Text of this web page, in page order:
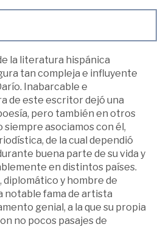
la literatura hispánica
tan compleja e influyente
Inabarcable e
de este escritor dejó una
pero también en otros
siempre asociamos con él,
de la cual dependió
buena parte de su vida y
en distintos países.
y hombre de
notable fama de artista
genial, a la que su propia
no pocos pasajes de